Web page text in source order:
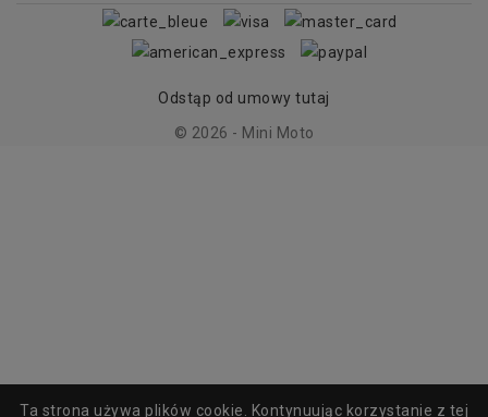
Ta strona używa plików cookie. Kontynuując korzystanie z tej
Odstąp od umowy tutaj
© 2026 - Mini Moto